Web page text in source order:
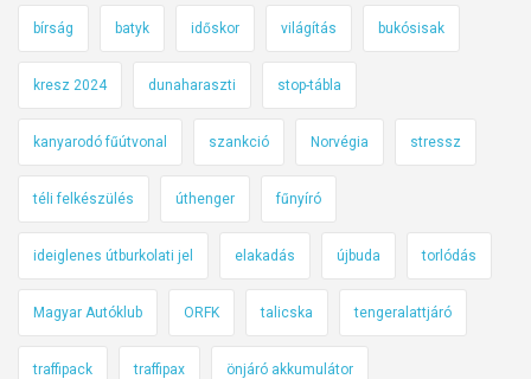
bírság batyk időskor világítás bukósisak
kresz 2024 dunaharaszti stop-tábla
kanyarodó fűútvonal szankció Norvégia stressz
téli felkészülés úthenger fűnyíró
ideiglenes útburkolati jel elakadás újbuda torlódás
Magyar Autóklub ORFK talicska tengeralattjáró
traffipack traffipax önjáró akkumulátor